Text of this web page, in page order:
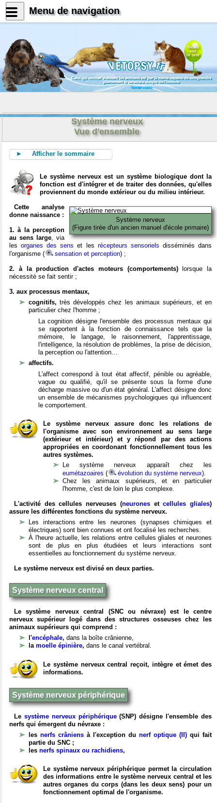
News
sur
le site
Celui qui connait vraiment les animaux est par là même capable de comprendre
pleinement le caractère unique de l'homme
Konrad Lorenz
Système nerveux
Vue d'ensemble
► Afficher le sommaire
Le système nerveux est un système biologique dont la
fonction est d'intégrer et de traiter des données, qu'elles
proviennent du monde extérieur ou du milieu intérieur.
Système nerveux
(Figure tirée d'un ancien manuel d'école primaire)
Cette analyse
donne naissance :
1. à la perception
au sens large, via
lesorganes des sens et les récepteurs sensoriels disséminés dans
l'organisme (
sensation et perception) ;
2. à la production d'actes moteurs (comportements)lorsque la
nécessité se fait sentir ;
3. aux processus mentaux,
cognitifs,très développés chez les animaux supérieurs, et en
particulier chez l'homme ;
La cognition désigne l'ensemble des processus mentaux qui
se rapportent à la fonction de connaissance tels que la
mémoire, le langage, le raisonnement, l'apprentissage,
l'intelligence, la résolution de problèmes, la prise de décision,
la perception ou l'attention…
affectifs.
L'affect correspond à tout état affectif, pénible ou agréable,
vague ou qualifié, qu'il se présente sous la forme d'une
décharge massive ou d'un état général. L'affect désigne donc
un ensemble de mécanismes psychologiques qui influencent
le comportement.
Le système nerveux assure donc les relations de
l'organisme avec son environnement au sens large
(extérieur et intérieur) et y répond par des actions
appropriées en coordonant fonctionnellement tous les
autres systèmes.
Le système nerveux apparaît chez les
eumétazoaires ( évolution du système nerveux).
Chez les animaux supérieurs, et en particulier
l'homme, c'est de loin le plus complexe.
L'activité des cellules nerveuses (neuronesetcellules gliales)
assure les différentes fonctions du système nerveux.
Les interactions entre les neurones (synapses chimiques et
électriques) sont bien connues et ont focalisé les recherches.
À l'heure actuelle, les relations entre cellules gliales et neurones
sont de plus en plus étudiées et leurs interactions sont
essentielles au fonctionnement du système nerveux.
Le système nerveux est divisé en deux parties.
Système nerveux central
Le système nerveux central (SNC ou névraxe) est le centre
nerveux supérieur logé dans des structures osseuses chez les
animaux supérieurs qui comprend :
l'encéphale, dans la boîte crânienne,
la moelle épinière, dans le canal vertébral.
Le système nerveux central reçoit, intègre et émet des
informations.
Système nerveux périphérique
Le système nerveux périphérique(SNP) désigne l'ensemble des
nerfs qui émergent du névraxe :
les nerfs crâniens à l'exception du nerf optique (II) qui fait
partie du SNC ;
les nerfs spinaux ou rachidiens,
Le système nerveux périphérique permet la circulation
des informations entre le système nerveux central et les
autres organes du corps (dans les deux sens) pour un
fonctionnement optimal de l'organisme.
Menu de navigation